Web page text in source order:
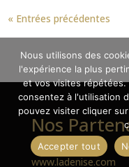
« Entrées précédentes
Nos
www.ladenise.com
Nous utilisons des
l'expérience la plus
et vos visites répétées.
consentez à l'utilisation
pouvez visiter cliquer
Accepter tout